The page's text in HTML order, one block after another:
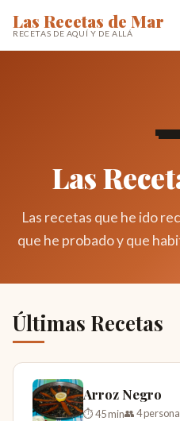
Las Recetas de Mar
RECETAS DE AQUÍ Y DE ALLÁ
Las
Las recetas que he ido
que he probado y que
Últimas Recetas
Arroz Negro
⏱ 45 min👥 4